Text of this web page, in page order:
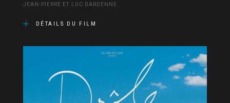
JEAN-PIERRE ET LUC DARDENNE
DÉTAILS DU FILM